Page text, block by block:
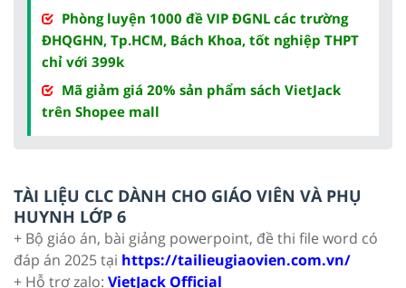
Phòng luyện 1000 đề VIP ĐGNL các trường
ĐHQGHN, Tp.HCM, Bách Khoa, tốt nghiệp THPT
chỉ với 399k
Mã giảm giá 20% sản phẩm sách VietJack
trên Shopee mall
TÀI LIỆU CLC DÀNH CHO GIÁO VIÊN VÀ PHỤ
HUYNH LỚP 6
+ Bộ giáo án, bài giảng powerpoint, đề thi file word có
đáp án 2025 tại https://tailieugiaovien.com.vn/
+ Hỗ trợ zalo: VietJack Official